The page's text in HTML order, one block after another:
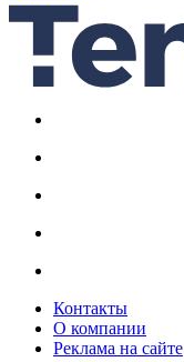
Контакты
О компании
Реклама на сайте